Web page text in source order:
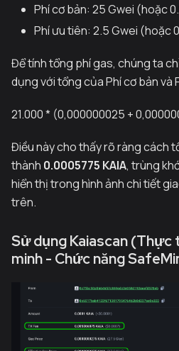
Phí cơ bản: 25 Gwei (hoặc
Phí ưu tiên: 2.5 Gwei (hoặc
Để tính tổng phí gas, chúng ta
dụng với tổng của Phí cơ bản và
21.000 * (0,000000025 +
Điều này cho thấy rõ ràng cách
thành 0.0005775 KAIA, trùng
hiển thị trong hình ảnh chi tiết
trên.
Sử dụng Kaiascan
minh - Chức năng